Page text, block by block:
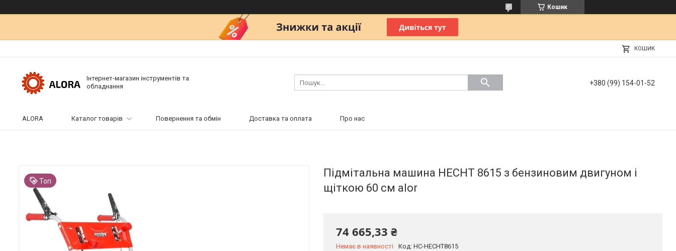
Кошик
КОШИК
Інтернет-магазин інструментів та
обладнання
+380 (99) 154-01-52
ALORA Каталог товарів Повернення та обмін Доставка та оплата Про нас
Топ
Підмітальна машина HECHT 8615 з бензиновим двигуном і
щіткою 60 см alor
74 665,33 ₴
Немає в наявності Код: HC-HECHT8615